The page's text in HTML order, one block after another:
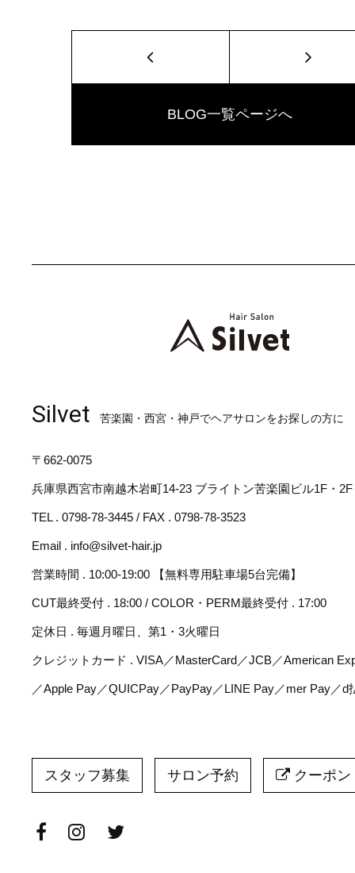
BLOG一覧ページへ
Silvet 苦楽園・西宮・神戸でヘアサロンをお探しの方に
〒662-0075
兵庫県西宮市南越木岩町14-23 ブライトン苦楽園ビル1F・2F
TEL . 0798-78-3445 / FAX . 0798-78-3523
Email . info@silvet-hair.jp
営業時間 . 10:00-19:00 【無料専用駐車場5台完備】
CUT最終受付 . 18:00 / COLOR・PERM最終受付 . 17:00
定休日 . 毎週月曜日、第1・3火曜日
クレジットカード . VISA／MasterCard／JCB／American
／Apple Pay／QUICPay／PayPay／LINE Pay／mer Pay／d
スタッフ募集 サロン予約 クーポン